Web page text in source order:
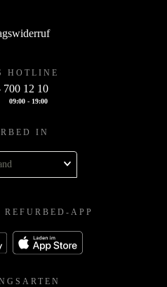
HOTLINE
700 12 10
09:00 - 19:00
IN
APP